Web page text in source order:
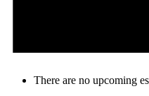
There are no upcoming